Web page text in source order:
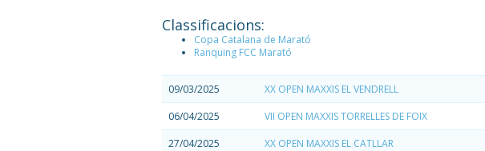
Classificacions:
Copa Catalana de Marató
Ranquing FCC Marató
09/03/2025 XX OPEN MAXXIS EL VENDRELL
06/04/2025
VII OPEN MAXXIS TORRELLES DE FOIX
27/04/2025
XX OPEN MAXXIS EL CATLLAR